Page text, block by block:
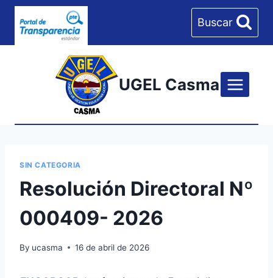
Skip
Buscar
UGEL Casma
SIN CATEGORIA
Resolución Directoral Nº
000409- 2026
By ucasma 16 de abril de 2026